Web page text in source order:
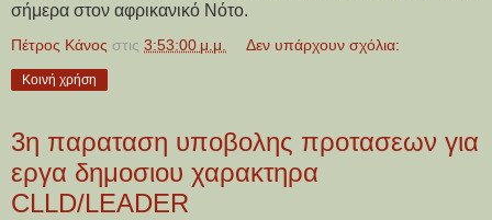
σήμερα στον αφρικανικό Νότο.
Πέτρος Κάνος στις 3:53:00 μ.μ. Δεν υπάρχουν σχόλια:
Κοινή χρήση
3η παραταση υποβολης προτασεων για
εργα δημοσιου χαρακτηρα
CLLD/LEADER